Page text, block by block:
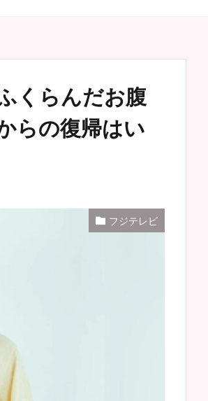
くらんだお腹
らの復帰はい
フジテレビ